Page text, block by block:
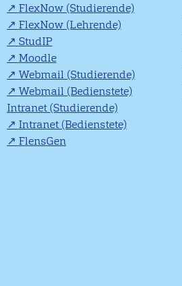
FlexNow (Studierende)
FlexNow (Lehrende)
StudIP
Moodle
Webmail (Studierende)
Webmail (Bedienstete)
Intranet (Studierende)
Intranet (Bedienstete)
FlensGen